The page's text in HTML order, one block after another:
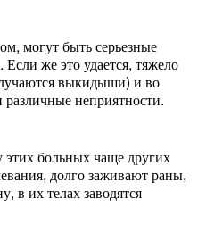
могут быть серьезные
же это удается, тяжело
выкидыши) и во
неприятности.
этих больных чаще других
долго заживают раны,
в их телах заводятся